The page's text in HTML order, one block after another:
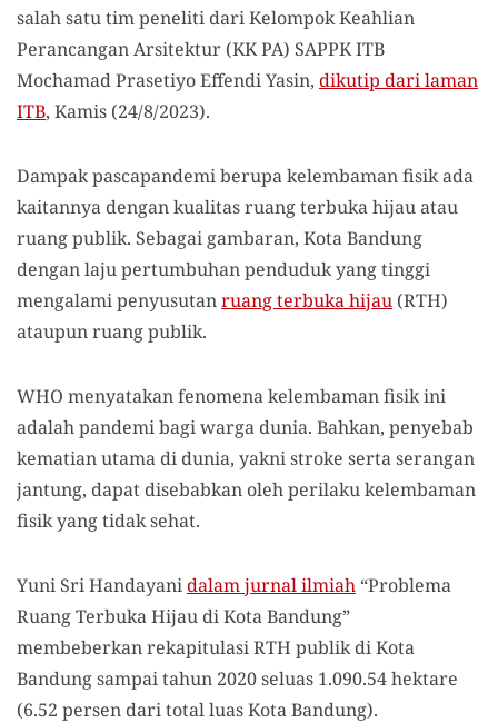
salah satu tim peneliti dari Kelompok Keahlian
Perancangan Arsitektur (KK PA) SAPPK ITB
Mochamad Prasetiyo Effendi Yasin, dikutip dari laman
ITB, Kamis (24/8/2023).
Dampak pascapandemi berupa kelembaman fisik ada
kaitannya dengan kualitas ruang terbuka hijau atau
ruang publik. Sebagai gambaran, Kota Bandung
dengan laju pertumbuhan penduduk yang tinggi
mengalami penyusutanruang terbuka hijau (RTH)
ataupun ruang publik.
WHO menyatakan fenomena kelembaman fisik ini
adalah pandemi bagi warga dunia. Bahkan, penyebab
kematian utama di dunia, yakni stroke serta serangan
jantung, dapat disebabkan oleh perilaku kelembaman
fisik yang tidak sehat.
Yuni Sri Handayanidalam jurnal ilmiah “Problema
Ruang Terbuka Hijau di Kota Bandung”
membeberkan rekapitulasi RTH publik di Kota
Bandung sampai tahun 2020 seluas 1.090.54 hektare
(6.52 persen dari total luas Kota Bandung).